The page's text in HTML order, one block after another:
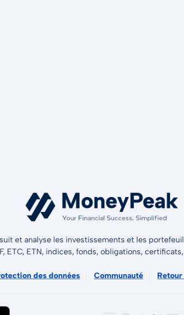
et analyse les investissements et les
ETC, ETN, indices, fonds, obligations,
des données Communauté